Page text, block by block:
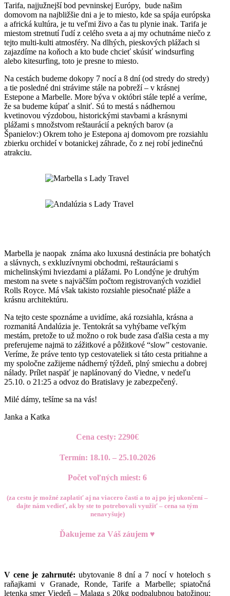
Tarifa, najjužnejší bod pevninskej Európy, bude našim
domovom na najbližšie dni a je to miesto, kde sa spája európska
a africká kultúra, je tu veľmi živo a čas tu plynie inak. Tarifa je
miestom stretnutí ľudí z celého sveta a aj my ochutnáme niečo z
tejto multi-kulti atmosféry. Na dlhých, pieskových plážach si
zajazdíme na koňoch a kto bude chcieť skúsiť windsurfing
alebo kitesurfing, toto je presne to miesto.
Na cestách budeme dokopy 7 nocí a 8 dní (od stredy do stredy)
a tie posledné dni strávime stále na pobreží – v krásnej
Estepone a Marbelle. More býva v októbri stále teplé a veríme,
že sa budeme kúpať a slniť. Sú to mestá s nádhernou
kvetinovou výzdobou, historickými stavbami a krásnymi
plážami s množstvom reštaurácií a pekných barov (a
Španielov:) Okrem toho je Estepona aj domovom pre rozsiahlu
zbierku orchideí v botanickej záhrade, čo z nej robí jedinečnú
atrakciu.
Marbella je naopak známa ako luxusná destinácia pre bohatých
a slávnych, s exkluzívnymi obchodmi, reštauráciami s
michelinskými hviezdami a plážami. Po Londýne je druhým
mestom na svete s najväčším počtom registrovaných vozidiel
Rolls Royce. Má však takisto rozsiahle piesočnaté pláže a
krásnu architektúru.
Na tejto ceste spoznáme a uvidíme, aká rozsiahla, krásna a
rozmanitá Andalúzia je. Tentokrát sa vyhýbame veľkým
mestám, pretože to už možno o rok bude zasa ďalšia cesta a my
preferujeme najmä to zážitkové a pôžitkové “slow” cestovanie.
Veríme, že práve tento typ cestovateliek si táto cesta pritiahne a
my spoločne zažijeme nádherný týždeň, plný smiechu a dobrej
nálady. Prílet naspäť je naplánovaný do Viedne, v nedeľu
25.10. o 21:25 a odvoz do Bratislavy je zabezpečený.
Milé dámy, tešíme sa na vás!
Janka a Katka
Cena cesty: 2290€
Termín: 18.10. – 25.10.2026
Počet voľných miest: 6
(za cestu je možné zaplatiť aj na viacero častí a to aj po jej ukončení –
dajte nám vedieť, ak by ste to potrebovali využiť – cena sa tým
nenavyšuje)
Ďakujeme za Váš záujem ♥
V cene je zahrnuté: ubytovanie 8 dní a 7 nocí v hoteloch s
raňajkami v Granade, Ronde, Tarife a Marbelle; spiatočná
letenka smer Viedeň – Malaga s 20kg podpalubnou batožinou;